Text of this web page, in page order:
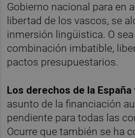
Gobierno nacional para en
libertad de los vascos, se
inmersión lingüistica. O
combinación imbatible,
pactos presupuestarios.
Los derechos de la
asunto de la financiación
pendiente para todas las
Ocurre que también se ha